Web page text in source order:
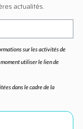
actualités.
sur les activités de
utiliser le lien de
dans le cadre de la